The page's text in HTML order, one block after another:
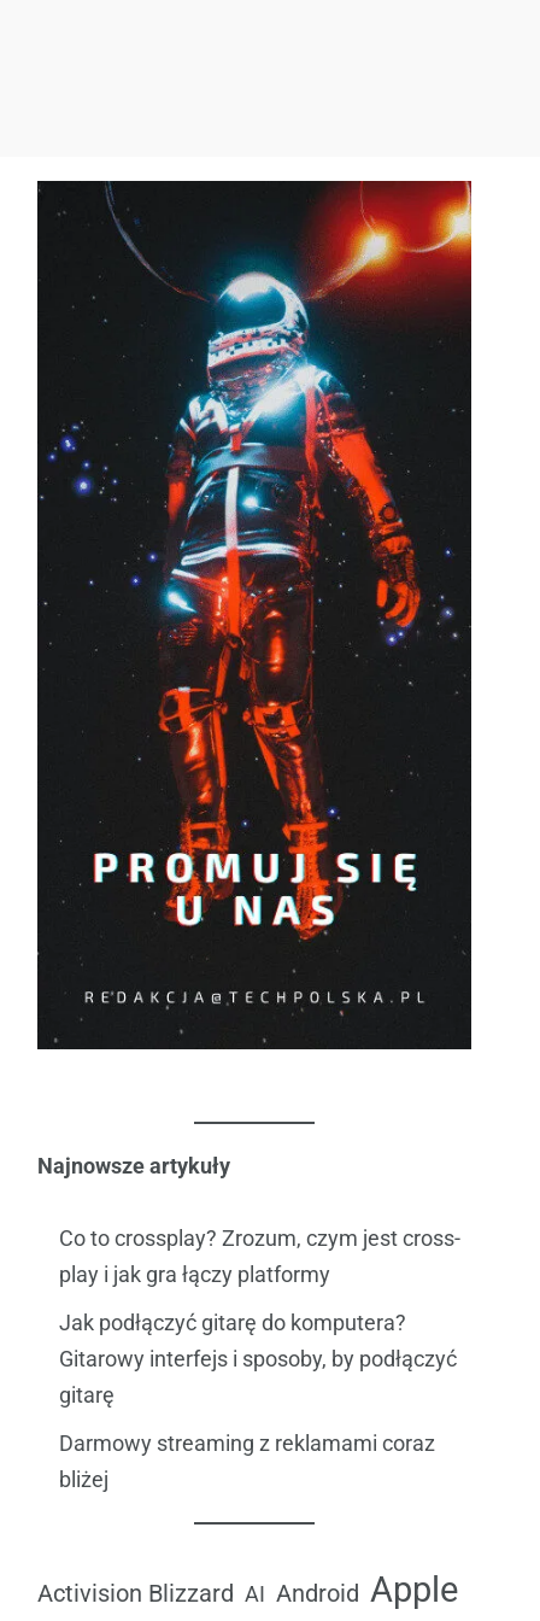
Najnowsze artykuły
Co to crossplay? Zrozum, czym jest cross-
play i jak gra łączy platformy
Jak podłączyć gitarę do komputera?
Gitarowy interfejs i sposoby, by podłączyć
gitarę
Darmowy streaming z reklamami coraz
bliżej
Activision Blizzard AI Android Apple